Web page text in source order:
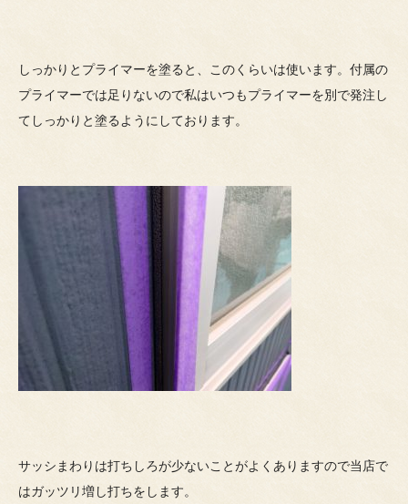
しっかりとプライマーを塗ると、このくらいは使います。付属の
プライマーでは足りないので私はいつもプライマーを別で発注し
てしっかりと塗るようにしております。
サッシまわりは打ちしろが少ないことがよくありますので当店で
はガッツリ増し打ちをします。